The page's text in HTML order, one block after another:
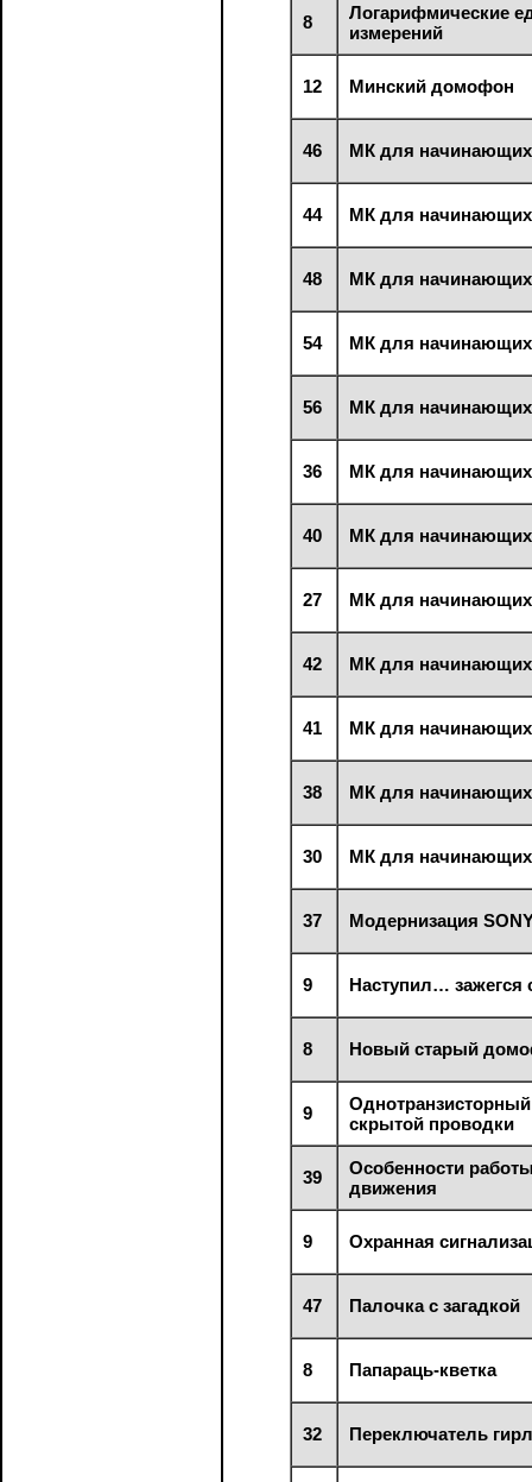
8
Логарифмические
измерений
12 Минский домофон
46 МК для начинающих
44 МК для начинающих
48 МК для начинающих
54 МК для начинающих
56 МК для начинающих
36 МК для начинающих
40 МК для начинающих
27 МК для начинающих
42 МК для начинающих
41 МК для начинающих
38 МК для начинающих
30 МК для
37 Модернизация
9 Наступил… зажегся
8 Новый старый
9
Однотранзисторный
скрытой проводки
39
Особенности
движения
9 Охранная
47 Палочка с загадкой
8 Папараць-кветка
32 Переключатель